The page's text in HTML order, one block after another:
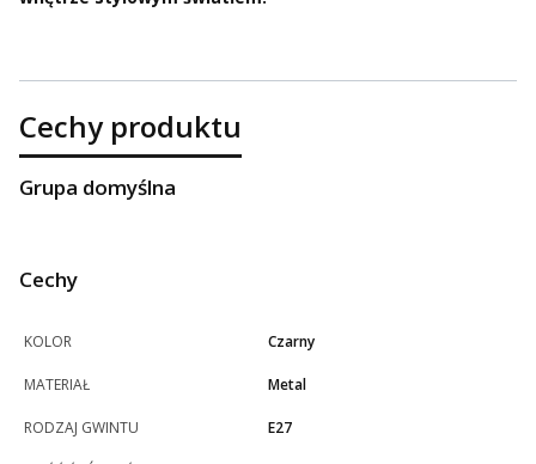
Cechy produktu
Grupa domyślna
Cechy
KOLOR Czarny
MATERIAŁ Metal
RODZAJ GWINTU E27